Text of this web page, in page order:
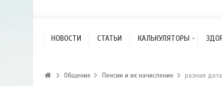
Общение
НОВОСТИ СТАТЬИ КАЛЬКУЛЯТОРЫ
размера пенсионного
капитала
Общение Пенсии и их начисление разная